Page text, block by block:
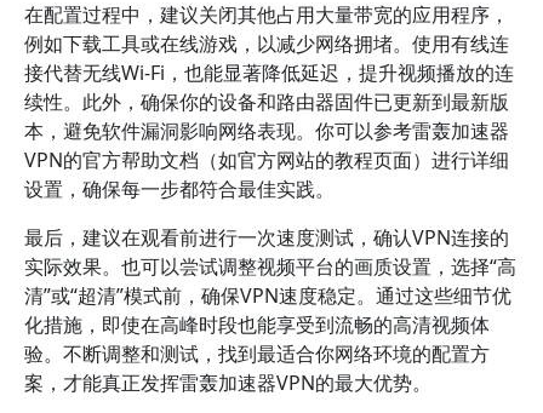
在配置过程中，建议关闭其他占用大量带宽的应用程序，
例如下载工具或在线游戏，以减少网络拥堵。使用有线连
接代替无线Wi-Fi，也能显著降低延迟，提升视频播放的连
续性。此外，确保你的设备和路由器固件已更新到最新版
本，避免软件漏洞影响网络表现。你可以参考雷轰加速器
VPN的官方帮助文档（如官方网站的教程页面）进行详细
设置，确保每一步都符合最佳实践。
最后，建议在观看前进行一次速度测试，确认VPN连接的
实际效果。也可以尝试调整视频平台的画质设置，选择“高
清”或“超清”模式前，确保VPN速度稳定。通过这些细节优
化措施，即使在高峰时段也能享受到流畅的高清视频体
验。不断调整和测试，找到最适合你网络环境的配置方
案，才能真正发挥雷轰加速器VPN的最大优势。